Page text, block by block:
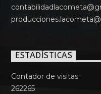
ESTADÍSTICAS
Contador de visitas:
262265